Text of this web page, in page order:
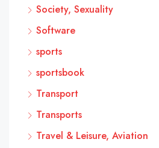
Society, Sexuality
Software
sports
sportsbook
Transport
Transports
Travel & Leisure, Aviation